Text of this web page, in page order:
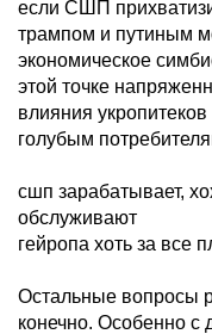
если СШП
трампом и путиным
экономическое
этой точке
влияния укропитеков
голубым
сшп зарабатывает,
обслуживают
гейропа хоть за все
Остальные вопросы
конечно. Особенно с